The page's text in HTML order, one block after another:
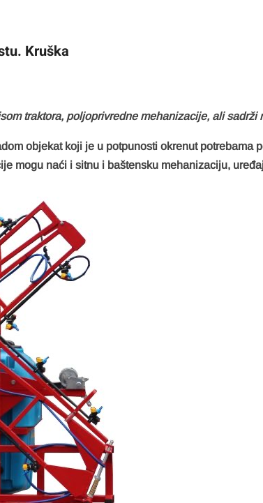
Kruška
traktora, poljoprivredne mehanizacije, ali sadrži
objekat koji je u potpunosti okrenut potrebama
mogu naći i sitnu i baštensku mehanizaciju,